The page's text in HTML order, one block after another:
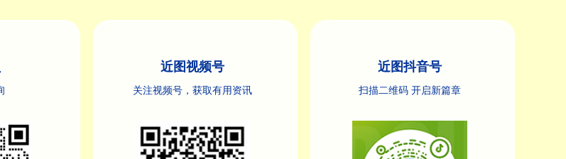
近图视频号
关注视频号，获取有用资讯
近图抖音号
扫描二维码 开启新篇章